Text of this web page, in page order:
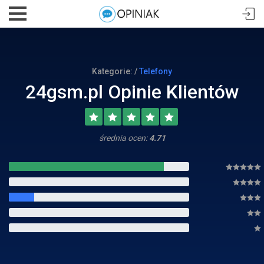
Kategorie: /Telefony
24gsm.pl Opinie Klientów
średnia ocen:4.71